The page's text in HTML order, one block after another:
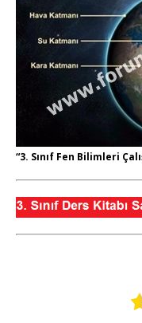
“3. Sınıf Fen Bilimleri